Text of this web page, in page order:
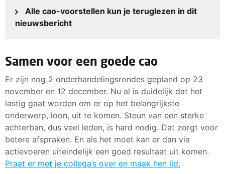
Alle cao-voorstellen kun je teruglezen in dit
nieuwsbericht
Samen voor een goede cao
Er zijn nog 2 onderhandelingsrondes gepland op 23
november en 12 december. Nu al is duidelijk dat het
lastig gaat worden om er op het belangrijkste
onderwerp, loon, uit te komen. Steun van een sterke
achterban, dus veel leden, is hard nodig. Dat zorgt voor
betere afspraken. En als het moet kan er dan via
actievoeren uiteindelijk een goed resultaat uit komen.
Praat er met je collega’s over en maak hen lid.